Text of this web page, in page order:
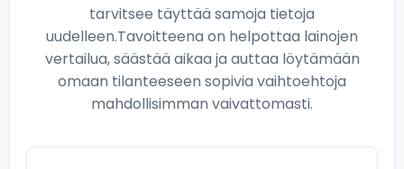
tarvitsee täyttää samoja tietoja
uudelleen.Tavoitteena on helpottaa lainojen
vertailua, säästää aikaa ja auttaa löytämään
omaan tilanteeseen sopivia vaihtoehtoja
mahdollisimman vaivattomasti.